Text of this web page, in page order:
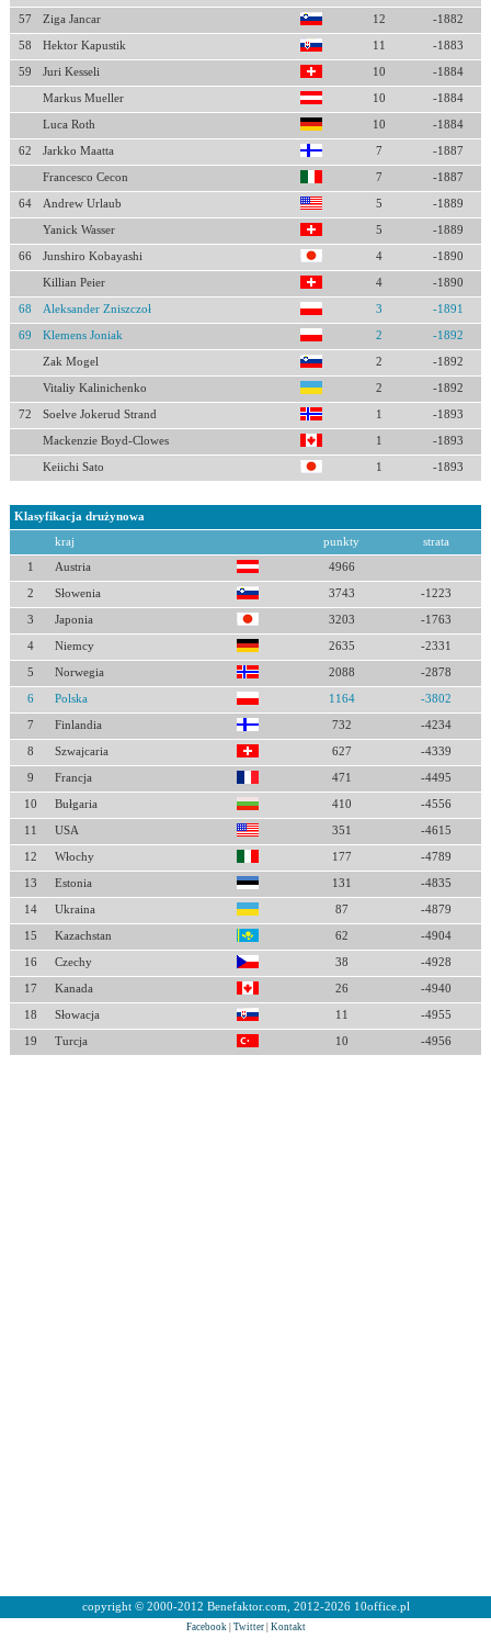
57 Ziga Jancar 12 -1882
58 Hektor Kapustik 11 -1883
59 Juri Kesseli 10 -1884
Markus Mueller 10 -1884
Luca Roth 10 -1884
62 Jarkko Maatta 7 -1887
Francesco Cecon 7 -1887
64 Andrew Urlaub 5 -1889
Yanick Wasser 5 -1889
66 Junshiro Kobayashi 4 -1890
Killian Peier 4 -1890
68 Aleksander Zniszczoł 3 -1891
69 Klemens Joniak 2 -1892
Zak Mogel 2 -1892
Vitaliy Kalinichenko 2 -1892
72 Soelve Jokerud Strand 1 -1893
Mackenzie Boyd-Clowes 1 -1893
Keiichi Sato 1 -1893
Klasyfikacja drużynowa
kraj punkty strata
1 Austria 4966
2 Słowenia 3743 -1223
3 Japonia 3203 -1763
4 Niemcy 2635 -2331
5 Norwegia 2088 -2878
6 Polska 1164 -3802
7 Finlandia 732 -4234
8 Szwajcaria 627 -4339
9 Francja 471 -4495
10 Bułgaria 410 -4556
11 USA 351 -4615
12 Włochy 177 -4789
13 Estonia 131 -4835
14 Ukraina 87 -4879
15 Kazachstan 62 -4904
16 Czechy 38 -4928
17 Kanada 26 -4940
18 Słowacja 11 -4955
19 Turcja 10 -4956
copyright © 2000-2012 Benefaktor.com, 2012-2026 10office.pl
Facebook| Twitter| Kontakt